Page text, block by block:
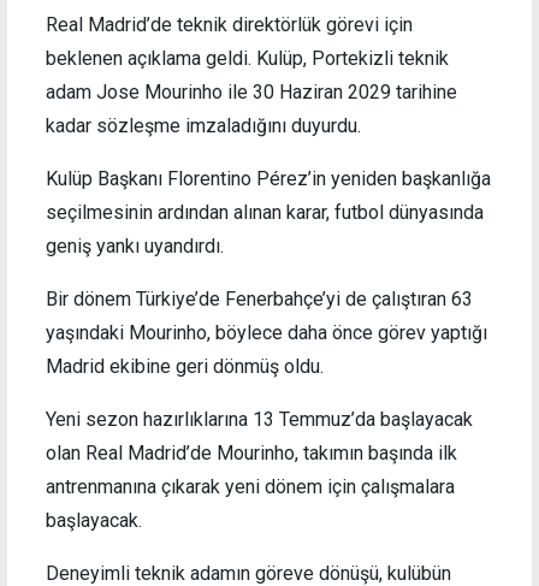
Real Madrid’de teknik direktörlük görevi için
beklenen açıklama geldi. Kulüp, Portekizli teknik
adam Jose Mourinho ile 30 Haziran 2029 tarihine
kadar sözleşme imzaladığını duyurdu.
Kulüp Başkanı Florentino Pérez’in yeniden başkanlığa
seçilmesinin ardından alınan karar, futbol dünyasında
geniş yankı uyandırdı.
Bir dönem Türkiye’de Fenerbahçe’yi de çalıştıran 63
yaşındaki Mourinho, böylece daha önce görev yaptığı
Madrid ekibine geri dönmüş oldu.
Yeni sezon hazırlıklarına 13 Temmuz’da başlayacak
olan Real Madrid’de Mourinho, takımın başında ilk
antrenmanına çıkarak yeni dönem için çalışmalara
başlayacak.
Deneyimli teknik adamın göreve dönüşü, kulübün